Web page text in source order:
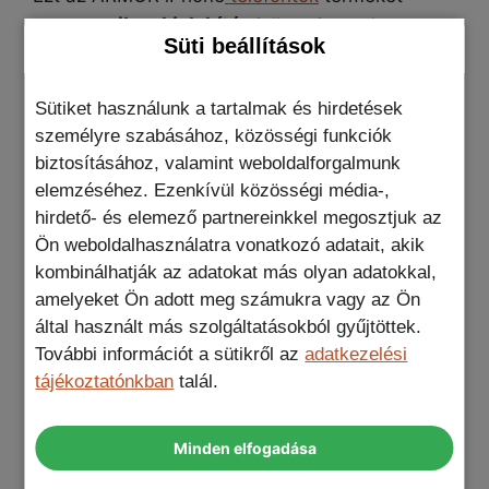
Süti beállítások
Sütiket használunk a tartalmak és hirdetések
személyre szabásához, közösségi funkciók
biztosításához, valamint weboldalforgalmunk
elemzéséhez. Ezenkívül közösségi média-,
hirdető- és elemező partnereinkkel megosztjuk az
Ön weboldalhasználatra vonatkozó adatait, akik
kombinálhatják az adatokat más olyan adatokkal,
amelyeket Ön adott meg számukra vagy az Ön
által használt más szolgáltatásokból gyűjtöttek.
További információt a sütikről azadatkezelési
tájékoztatónkban talál.
Minden elfogadása
ergonomikus kialakításjellemzi, amely
tökéletesen illeszkedik a készülékhez anélkül,
biztosítva a gombokhoz, a kamerához és a
töltőhöz.
Védd meg az iPhone
okostelefonod ezzel a
telefontokkal, és legyél készen bármilyen
kalandra!